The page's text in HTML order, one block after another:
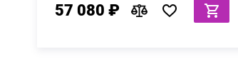
57 080 ₽